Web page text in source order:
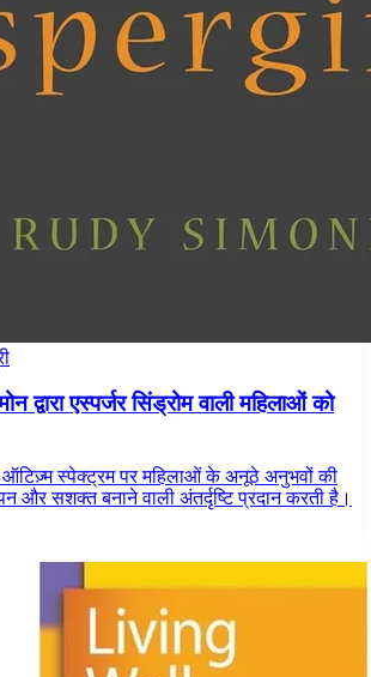
द्वारा एस्पर्जर सिंड्रोम वाली महिलाओं को
स्पेक्ट्रम पर महिलाओं के अनूठे अनुभवों की
और सशक्त बनाने वाली अंतर्दृष्टि प्रदान करती है।